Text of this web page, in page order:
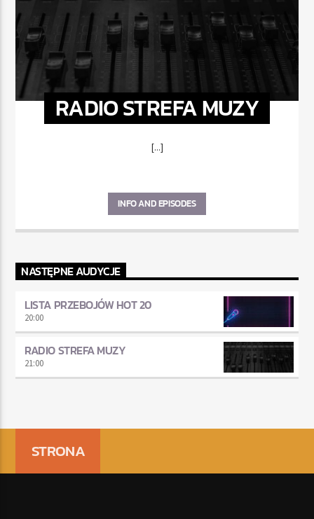
RADIO STREFA MUZY
[...]
INFO AND EPISODES
NASTĘPNE AUDYCJE
LISTA PRZEBOJÓW HOT 20
20:00
RADIO STREFA MUZY
21:00
STRONA